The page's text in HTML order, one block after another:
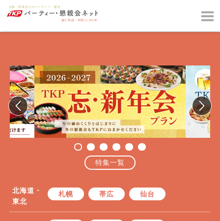
特集一覧
北海道・
東北
札幌 帯広 仙台